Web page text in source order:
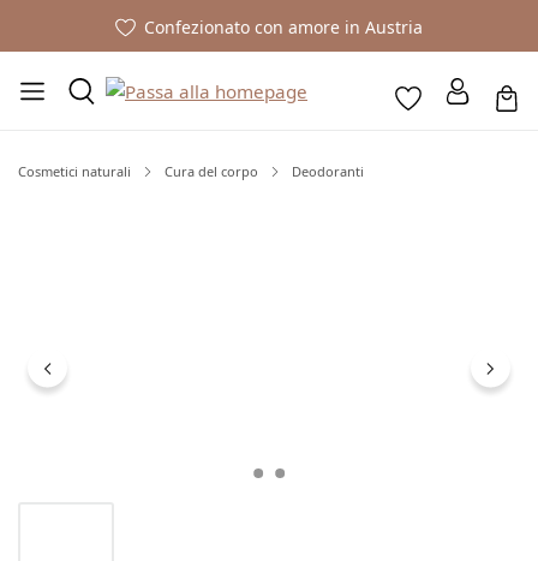
Confezionato con amore in Austria
Cosmetici naturali Cura del corpo Deodoranti